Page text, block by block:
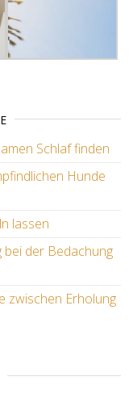
Schlaf finden
Hunde
lassen
bei der Bedachung
zwischen Erholung